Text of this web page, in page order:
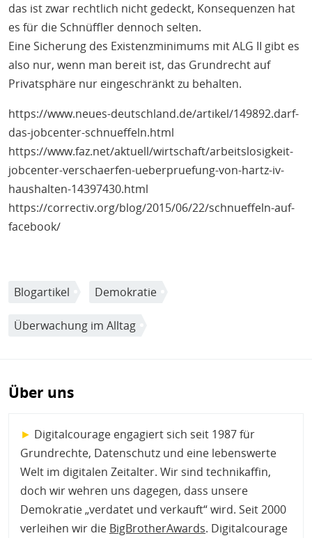
das ist zwar rechtlich nicht gedeckt, Konsequenzen hat
es für die Schnüffler dennoch selten.
Eine Sicherung des Existenzminimums mit ALG II gibt es
also nur, wenn man bereit ist, das Grundrecht auf
Privatsphäre nur eingeschränkt zu behalten.
https://www.neues-deutschland.de/artikel/149892.darf-
das-jobcenter-schnueffeln.html
https://www.faz.net/aktuell/wirtschaft/arbeitslosigkeit-
jobcenter-verschaerfen-ueberpruefung-von-hartz-iv-
haushalten-14397430.html
https://correctiv.org/blog/2015/06/22/schnueffeln-auf-
facebook/
Blogartikel Demokratie
Überwachung im Alltag
Über uns
► Digitalcourage engagiert sich seit 1987 für
Grundrechte, Datenschutz und eine lebenswerte
Welt im digitalen Zeitalter. Wir sind technikaffin,
doch wir wehren uns dagegen, dass unsere
Demokratie „verdatet und verkauft“ wird. Seit 2000
verleihen wir die BigBrotherAwards. Digitalcourage